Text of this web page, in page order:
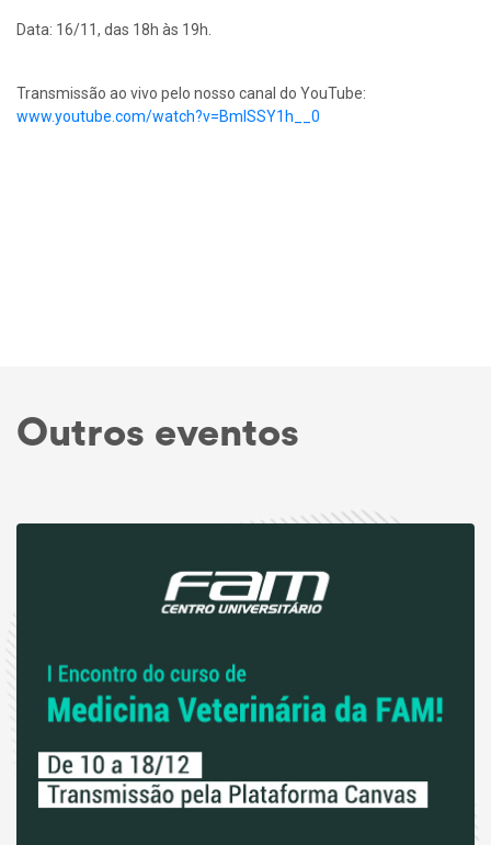
Data: 16/11, das 18h às 19h.
Transmissão ao vivo pelo nosso canal do YouTube:
www.youtube.com/watch?v=BmlSSY1h__0
Outros eventos